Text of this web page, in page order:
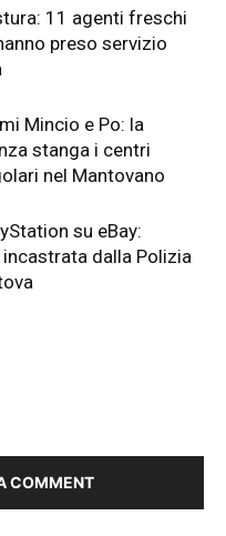
11 agenti freschi
preso servizio
Mincio e Po: la
stanga i centri
nel Mantovano
su eBay:
dalla Polizia
COMMENT